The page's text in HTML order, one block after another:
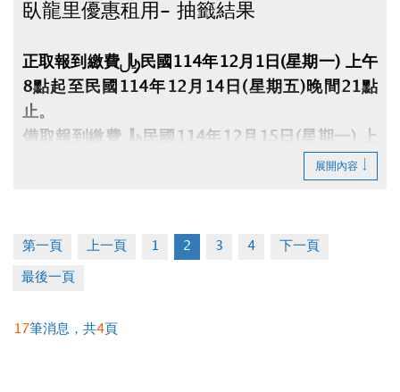
臥龍里優惠租用- 抽籤結果
正取報到繳費：民國114年12月1日(星期一) 上午
8點起至民國114年12月14日(星期五)晚間21點
止。
備取報到繳費：民國114年12月15日(星期一) 上
午8點起至民國114年12月21日(星期日)晚間21點
※中籤人須本人持身分證、印章、行照、駕照及費
用至大安運動中心1樓櫃檯辦理(缺1不可)，未到者
或逾時視同放棄。
展開內容
第一頁 上一頁 1 2 3 4 下一頁
最後一頁
17筆消息，共4 頁